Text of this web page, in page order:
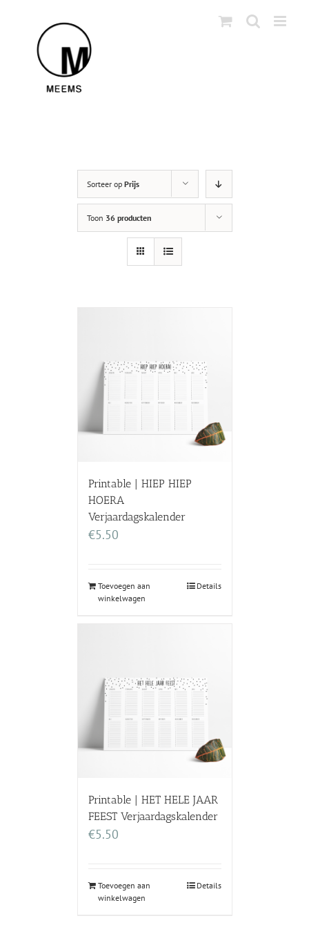
Sorteer op Prijs
Toon 36 producten
Printable | HIEP HIEP
HOERA
Verjaardagskalender
€5.50
Toevoegen aan
winkelwagen
Details
Printable | HET HELE JAAR
FEEST Verjaardagskalender
€5.50
Toevoegen aan
winkelwagen
Details